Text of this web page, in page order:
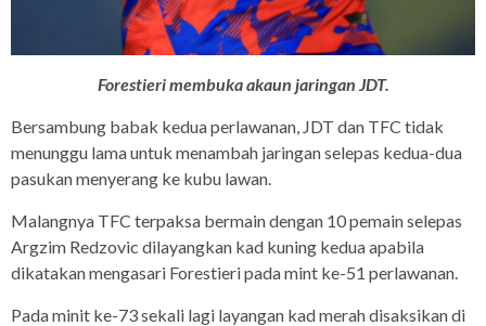
Forestieri membuka akaun jaringan JDT.
Bersambung babak kedua perlawanan, JDT dan TFC tidak
menunggu lama untuk menambah jaringan selepas kedua-dua
pasukan menyerang ke kubu lawan.
Malangnya TFC terpaksa bermain dengan 10 pemain selepas
Argzim Redzovic dilayangkan kad kuning kedua apabila
dikatakan mengasari Forestieri pada mint ke-51 perlawanan.
Pada minit ke-73 sekali lagi layangan kad merah disaksikan di